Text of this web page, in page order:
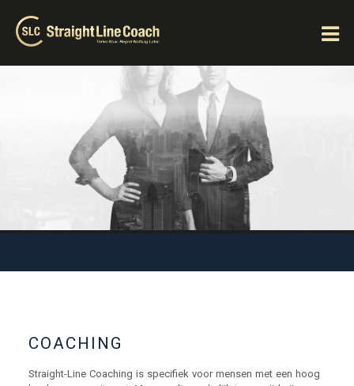
COACHING
Straight-Line Coaching is specifiek voor mensen met een hoog